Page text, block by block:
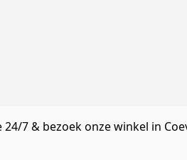
24/7 & bezoek onze winkel in